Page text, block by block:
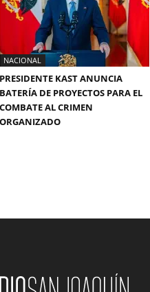
NACIONAL
PRESIDENTE KAST ANUNCIA
BATERÍA DE PROYECTOS PARA EL
COMBATE AL CRIMEN
ORGANIZADO